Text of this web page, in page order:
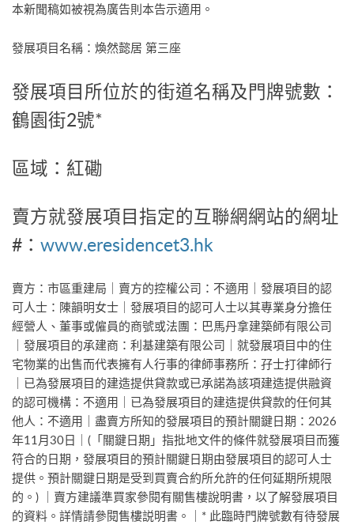
本新聞稿如被視為廣告則本告示適用。
發展項目名稱：煥然懿居 第三座
發展項目所位於的街道名稱及門牌號數：
鶴園街2號*
區域：紅磡
賣方就發展項目指定的互聯網網站的網址
#： www.eresidencet3.hk
賣方：市區重建局｜賣方的控權公司：不適用｜發展項目的認
可人士：陳韻明女士｜發展項目的認可人士以其專業身分擔任
經營人、董事或僱員的商號或法團：巴馬丹拿建築師有限公司
｜發展項目的承建商：利基建築有限公司｜就發展項目中的住
宅物業的出售而代表擁有人行事的律師事務所：孖士打律師行
｜已為發展項目的建造提供貸款或已承諾為該項建造提供融資
的認可機構：不適用｜已為發展項目的建造提供貸款的任何其
他人：不適用｜盡賣方所知的發展項目的預計關鍵日期：2026
年11月30日｜(「關鍵日期」指批地文件的條件就發展項目而獲
符合的日期，發展項目的預計關鍵日期由發展項目的認可人士
提供。預計關鍵日期是受到買賣合約所允許的任何延期所規限
的。) ｜賣方建議準買家參閱有關售樓說明書，以了解發展項目
的資料。詳情請參閱售樓説明書。｜* 此臨時門牌號數有待發展